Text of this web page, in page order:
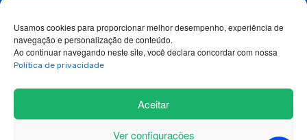
Usamos cookies para proporcionar melhor desempenho, experiência de
navegação e personalização de conteúdo.
Ao continuar navegando neste site, você declara concordar com nossa
Política de privacidade
Aceitar
Ver configurações
(35) 3435-1112 (35) 3435-3063
ouvidoria@camaraextrema.mg.gov.br
imprensa@camaraextrema.mg.gov.br
Siga-nos: